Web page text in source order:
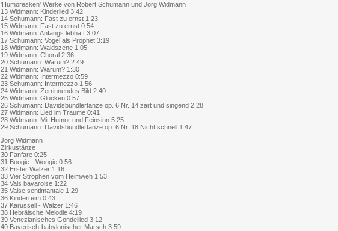
'Humoresken' Werke von Robert Schumann und Jörg Widmann
13 Widmann: Kinderlied 3:42
14 Schumann: Fast zu ernst 1:23
15 Widmann: Fast zu ernst 0:54
16 Widmann: Anfangs lebhaft 3:07
17 Schumann: Vogel als Prophet 3:19
18 Widmann: Waldszene 1:05
19 Widmann: Choral 2:36
20 Schumann: Warum? 2:49
21 Widmann: Warum? 1:30
22 Widmann: Intermezzo 0:59
23 Schumann: Intermezzo 1:56
24 Widmann: Zerrinnendes Bild 2:40
25 Widmann: Glocken 0:57
26 Schumann: Davidsbündlertänze op. 6 Nr. 14 zart und singend 2:28
27 Widmann: Lied im Traume 0:41
28 Widmann: Mit Humor und Feinsinn 5:25
29 Schumann: Davidsbündlertänze op. 6 Nr. 18 Nicht schnell 1:47
Jörg Widmann
Zirkustänze
30 Fanfare 0:25
31 Boogie - Woogie 0:56
32 Erster Walzer 1:16
33 Vier Strophen vom Heimweh 1:53
34 Vals bavaroise 1:22
35 Valse sentimantale 1:29
36 Kinderreim 0:43
37 Karussell - Walzer 1:46
38 Hebräische Melodie 4:19
39 Venezianisches Gondellied 3:12
40 Bayerisch-babylonischer Marsch 3:59